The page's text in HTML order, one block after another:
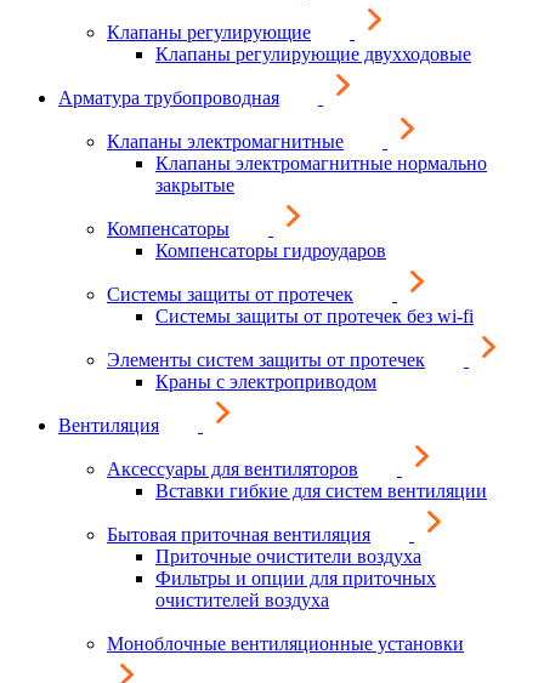
Клапаны регулирующие
Клапаны регулирующие двухходовые
Арматура трубопроводная
Клапаны электромагнитные
Клапаны электромагнитные нормально
закрытые
Компенсаторы
Компенсаторы гидроударов
Системы защиты от протечек
Системы защиты от протечек без wi-fi
Элементы систем защиты от протечек
Краны с электроприводом
Вентиляция
Аксессуары для вентиляторов
Вставки гибкие для систем вентиляции
Бытовая приточная вентиляция
Приточные очистители воздуха
Фильтры и опции для приточных
очистителей воздуха
Моноблочные вентиляционные установки